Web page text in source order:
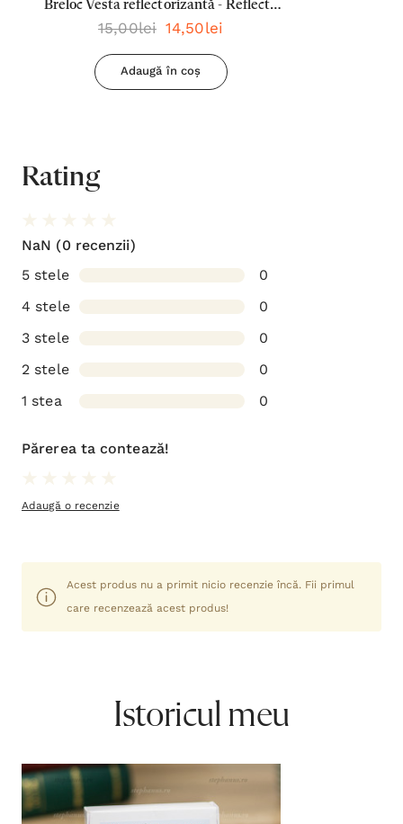
Breloc Vesta reflectorizantă - Reflecta
lumina oriunde mergi
15,00lei 14,50lei
Adaugă în coș
Rating
NaN (0 recenzii)
5 stele
0
4 stele
0
3 stele
0
2 stele
0
1 stea
0
Părerea ta contează!
Adaugă o recenzie
Acest produs nu a primit nicio recenzie încă. Fii primul
care recenzează acest produs!
Istoricul meu